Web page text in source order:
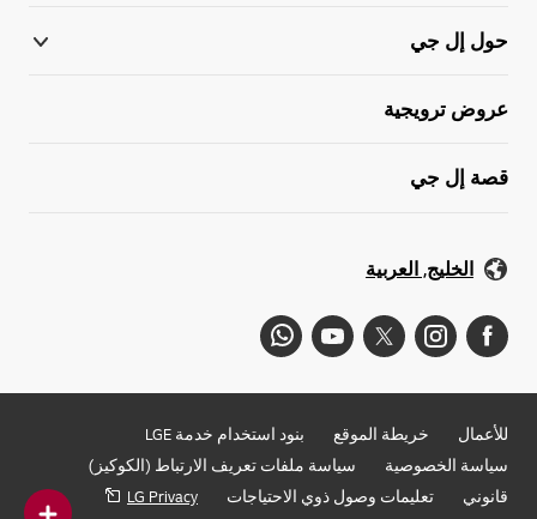
حول إل جي
عروض ترويجية
قصة إل جي
الخليج, العربية
للأعمال خريطة الموقع
بنود استخدام خدمة LGE
سياسة الخصوصية
سياسة ملفات تعريف الارتباط (الكوكيز)
قانوني
تعليمات وصول ذوي الاحتياجات LG Privacy